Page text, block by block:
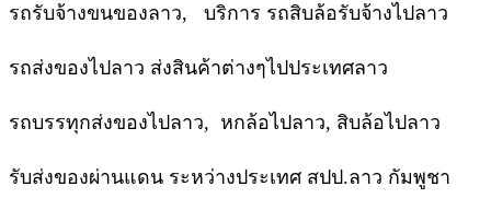
รถรับจ้างขนของลาว, บริการ รถสิบล้อรับจ้างไปลาว
รถส่งของไปลาว ส่งสินค้าต่างๆไปประเทศลาว
รถบรรทุกส่งของไปลาว, หกล้อไปลาว, สิบล้อไปลาว
รับส่งของผ่านแดน ระหว่างประเทศ สปป.ลาว กัมพูชา